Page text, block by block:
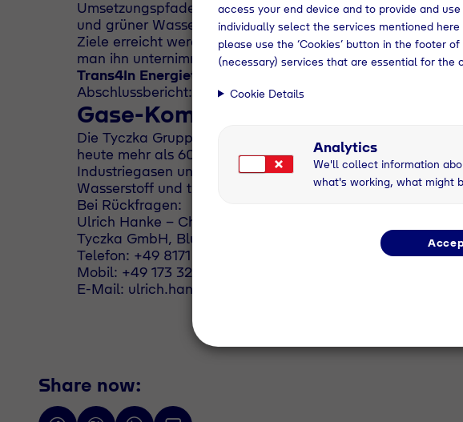
Umsetzungspfade über mehr Strom- oder
und grüner Wasserstoff ist ein Schlüssel der
Ziele erreicht werden können, verdeutlicht: Jeder erste
man ihn unternimmt.“
Trans4In Energietransformation im Chemiedreieck
Abschlussbericht:
https://www.ffe.de/news/trans4in_pm
Gase-Kompetenz seit 1924
Die Tyczka Gruppe mit Stammsitz in Geretsried bei
heute mehr als 600 Mitarbeiter. Die Kerngeschäftsfelder
Industriegasen und die Energieversorgung mit Flüssiggas.
Wasserstoff und treibt aktiv die Energiewende voran.
Bei Rückfragen:
Ulrich Hanke - Chief Marketing Officer
Tyczka GmbH, Blumenstraße 5, 82538 Geretsried
Telefon: +49 8171 627 - 496
Mobil: +49 173 327 9794
E-Mail: ulrich.hanke@tyczka.de
Share now:
access your end device and to provide and
individually select the services mentioned
please use the ‘Cookies’ button in the footer
(necessary) services that are essential for the
Cookie Details
Analytics
We'll collect information
what's working, what might